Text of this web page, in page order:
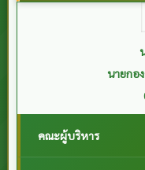
รองนายกองค์
คณะผู้บริหาร